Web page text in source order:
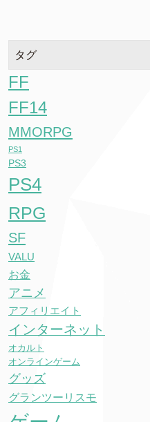
タグ
FF
FF14
MMORPG
PS1
PS3
PS4
RPG
SF
VALU
お金
アニメ
アフィリエイト
インターネット
オカルト
オンラインゲーム
グッズ
グランツーリスモ